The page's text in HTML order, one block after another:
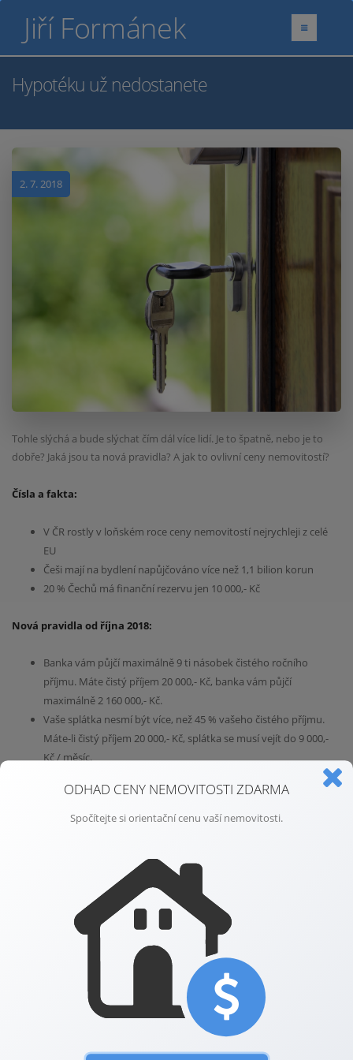
Jiří Formánek
Hypotéku už nedostanete
2. 7. 2018
Tohle slýchá a bude slýchat čím dál více lidí. Je to špatně, nebo je to
dobře? Jaká jsou ta nová pravidla? A jak to ovlivní ceny nemovitostí?
Čísla a fakta:
V ČR rostly v loňském roce ceny nemovitostí nejrychleji z celé
EU
Češi mají na bydlení napůjčováno více než 1,1 bilion korun
20 % Čechů má finanční rezervu jen 10 000,- Kč
Nová pravidla od října 2018:
Banka vám půjčí maximálně 9 ti násobek čistého ročního
příjmu. Máte čistý příjem 20 000,- Kč, banka vám půjčí
maximálně 2 160 000,- Kč.
Vaše splátka nesmí být více, než 45 % vašeho čistého příjmu.
Máte-li čistý příjem 20 000,- Kč, splátka se musí vejít do 9 000,-
Kč / měsíc.
nemovitosti.
Žadatelé o hypotéku to mohou považovat za problém a házení klacků
pod nohy. Jenže nepřiměřený růst cen nemovitostí a půjčování
komukoli na cokoli odstartovalo celosvětovou krizi v roce 2008. Tato
opatření jsou tedy rozumná. Krize by totiž postihla nás všechny.
Propadnou se ceny nemovitostí?
Ne. Lze očekávat pomalejší růst cen, následně stagnaci a až po delším
čase třeba i snižování. Záleží samozřejmě na typu nemovitosti a
především lokalitě. Byt v Praze na Vinohradech rozhodně nezlevní.
S cenou sídlištního panelového bytu na periferii tato opatření zřejmě
ODHAD CENY NEMOVITOSTI ZDARMA
Spočítejte si orientační cenu vaší nemovitosti.